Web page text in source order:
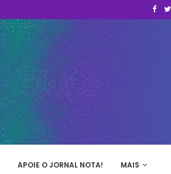
APOIE O JORNAL NOTA! MAIS